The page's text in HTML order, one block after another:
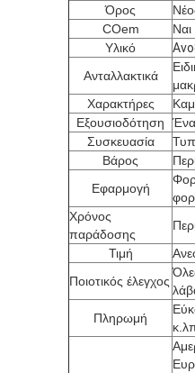
Όρος
COem
Υλικό
Ανταλλακτικά
Χαρακτήρες
Εξουσιοδότηση
Συσκευασία
Βάρος
Εφαρμογή
Χρόνος
παράδοσης
Τιμή
Ποιοτικός έλεγχος
Πληρωμή